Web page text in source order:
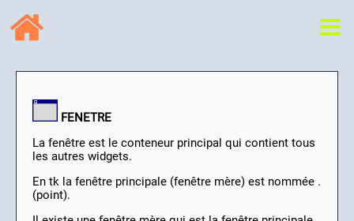
FENETRE
La fenêtre est le conteneur principal qui contient tous
les autres widgets.
En tk la fenêtre principale (fenêtre mère) est nommée .
(point).